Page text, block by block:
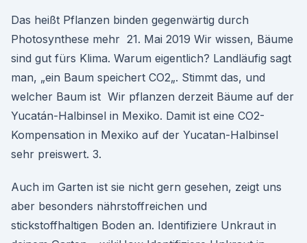
Das heißt Pflanzen binden gegenwärtig durch
Photosynthese mehr 21. Mai 2019 Wir wissen, Bäume
sind gut fürs Klima. Warum eigentlich? Landläufig sagt
man, „ein Baum speichert CO2„. Stimmt das, und
welcher Baum ist Wir pflanzen derzeit Bäume auf der
Yucatán-Halbinsel in Mexiko. Damit ist eine CO2-
Kompensation in Mexiko auf der Yucatan-Halbinsel
sehr preiswert. 3.
Auch im Garten ist sie nicht gern gesehen, zeigt uns
aber besonders nährstoffreichen und
stickstoffhaltigen Boden an. Identifiziere Unkraut in